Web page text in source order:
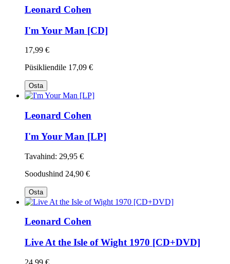
Leonard Cohen
I'm Your Man [CD]
17,99 €
Püsikliendile 17,09 €
Osta
Leonard Cohen
I'm Your Man [LP]
Tavahind: 29,95 €
Soodushind 24,90 €
Osta
Leonard Cohen
Live At the Isle of Wight 1970 [CD+DVD]
24,99 €